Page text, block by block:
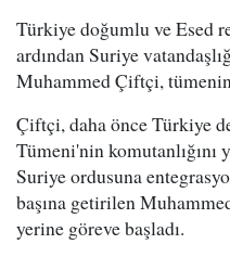
Türkiye doğumlu ve Esed
ardından Suriye
Muhammed Çiftçi,
Çiftçi, daha önce Türkiye
Tümeni'nin komutanlığını
Suriye ordusuna
başına getirilen
yerine göreve başladı.